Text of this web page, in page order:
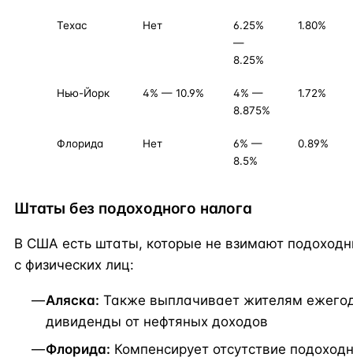
Техас Нет
6.25%
—
8.25%
1.80%
Нью-Йорк 4% — 10.9%
4% —
8.875%
1.72%
Флорида Нет
6% —
8.5%
0.89%
Штаты без подоходного налога
В США есть штаты, которые не взимают
с физических лиц:
Аляска: Также выплачивает жителям
дивиденды от нефтяных доходов
Флорида: Компенсирует отсутствие